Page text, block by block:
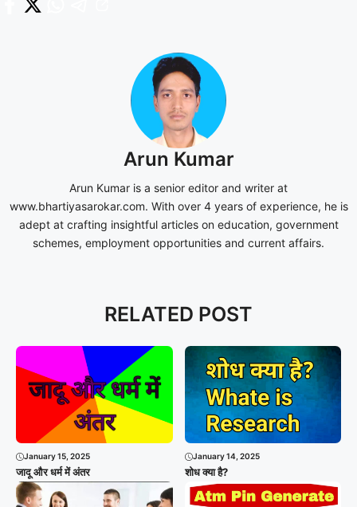
Arun Kumar
Arun Kumar is a senior editor and writer at
www.bhartiyasarokar.com. With over 4 years of experience, he is
adept at crafting insightful articles on education, government
schemes, employment opportunities and current affairs.
RELATED POST
January 15, 2025
जादू और धर्म में अंतर
January 14, 2025
शोध क्या है?